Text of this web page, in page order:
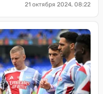
21 октября 2024, 08:22